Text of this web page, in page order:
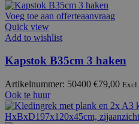
Voeg toe aan offerteaanvraag
Quick view
Add to wishlist
Kapstok B35cm 3 haken
Artikelnummer: 50400 €79,00
Ook te huur